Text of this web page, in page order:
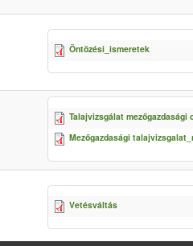
Öntözési_ismeretek
Talajvizsgálat mezőgazdasági
Mezőgazdasági
Vetésváltás